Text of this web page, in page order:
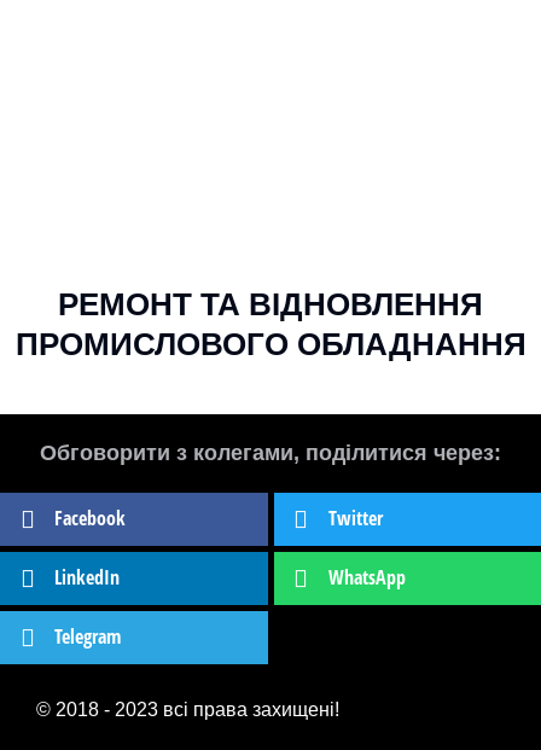
РЕМОНТ ТА ВІДНОВЛЕННЯ
ПРОМИСЛОВОГО ОБЛАДНАННЯ
Обговорити з колегами, поділитися через:
Facebook Twitter
LinkedIn WhatsApp
Telegram
© 2018 - 2023 всі права захищені!